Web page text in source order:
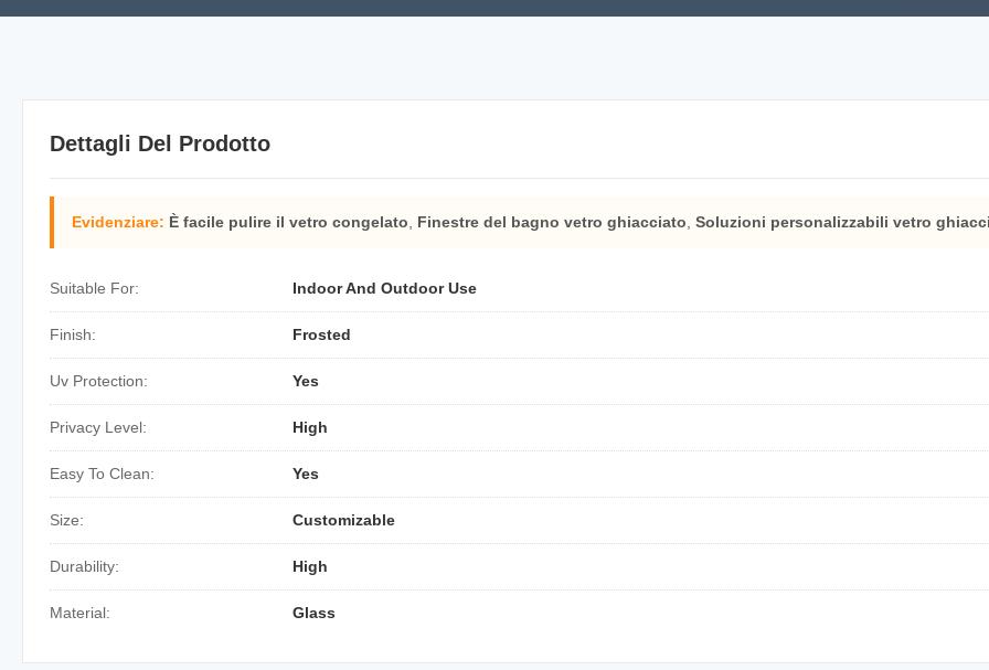
Dettagli Del Prodotto
Evidenziare: È facile pulire il vetro congelato Finestre del bagno vetro ghiacciato Soluzioni personalizzabili vetro
Suitable For: Indoor And Outdoor Use
Finish: Frosted
Uv Protection: Yes
Privacy Level: High
Easy To Clean: Yes
Size: Customizable
Durability: High
Material: Glass